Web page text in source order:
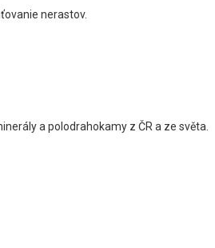
nerastov.
a polodrahokamy z ČR a ze světa.